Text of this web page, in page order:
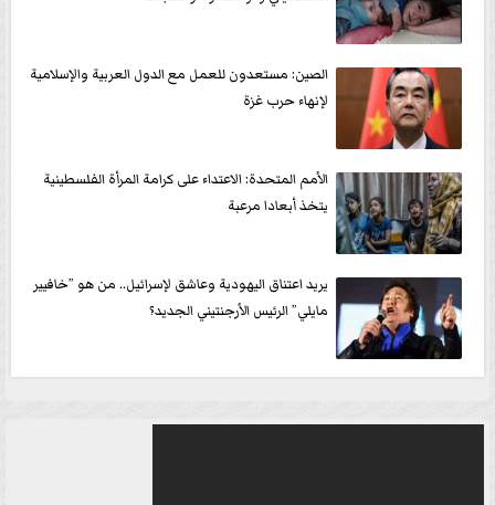
الصين: مستعدون للعمل مع الدول العربية والإسلامية
لإنهاء حرب غزة
الأمم المتحدة: الاعتداء على كرامة المرأة الفلسطينية
يتخذ أبعادا مرعبة
يريد اعتناق اليهودية وعاشق لإسرائيل.. من هو ”خافيير
مايلي” الرئيس الأرجنتيني الجديد؟